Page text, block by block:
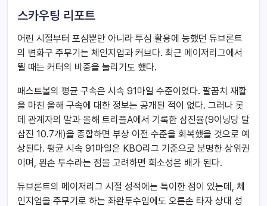
스카우팅 리포트
어린 시절부터 포심뿐만 아니라 투심 활용에 능했던 듀브론트
의 변화구 주무기는 체인지업과 커브다. 최근 메이저리그에서
뛸 때는 커터의 비중을 늘리기도 했다.
패스트볼의 평균 구속은 시속 91마일 수준이었다. 팔꿈치 재활
을 마친 올해 구속에 대한 정보는 공개된 적이 없다. 그러나 롯
데 관계자의 말과 올해 트리플A에서 기록한 삼진율(9이닝당 탈
삼진 10.7개)을 종합하면 부상 이전 수준을 회복했을 것으로 예
상된다. 평균 시속 91마일은 KBO리그 기준으로 분명한 상위권
이며, 왼손 투수라는 점을 고려하면 희소성은 배가 된다.
듀브론트의 메이저리그 시절 성적에는 특이한 점이 있는데, 체
인지업을 주무기로 하는 좌완투수임에도 오른손 타자 상대 성